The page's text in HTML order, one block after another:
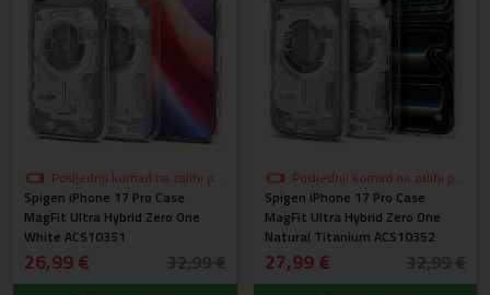
Posljednji komad na zalihi po
akcijskoj cijeni
Spigen iPhone 17 Pro Case
MagFit Ultra Hybrid Zero One
White ACS10351
26,99 €
Posljednji komad na zalihi po
akcijskoj cijeni
Spigen iPhone 17 Pro Case
MagFit Ultra Hybrid Zero One
Natural Titanium ACS10352
27,99 €